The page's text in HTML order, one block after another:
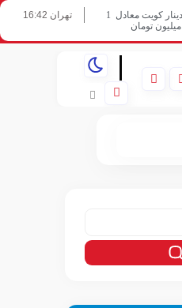
1
میلیون تومان
تهران 16:42
|